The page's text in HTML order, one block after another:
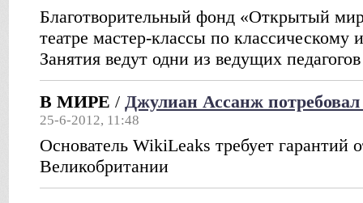
Благотворительный фонд «Открытый
театре мастер-классы по классическому
Занятия ведут одни из ведущих
В МИРЕ / Джулиан Ассанж
25-6-2012, 11:48
Основатель WikiLeaks требует
Великобритании